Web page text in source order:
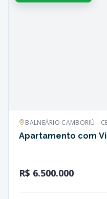
BALNEÁRIO CAMBORIÚ -
Apartamento com
R$ 6.500.000